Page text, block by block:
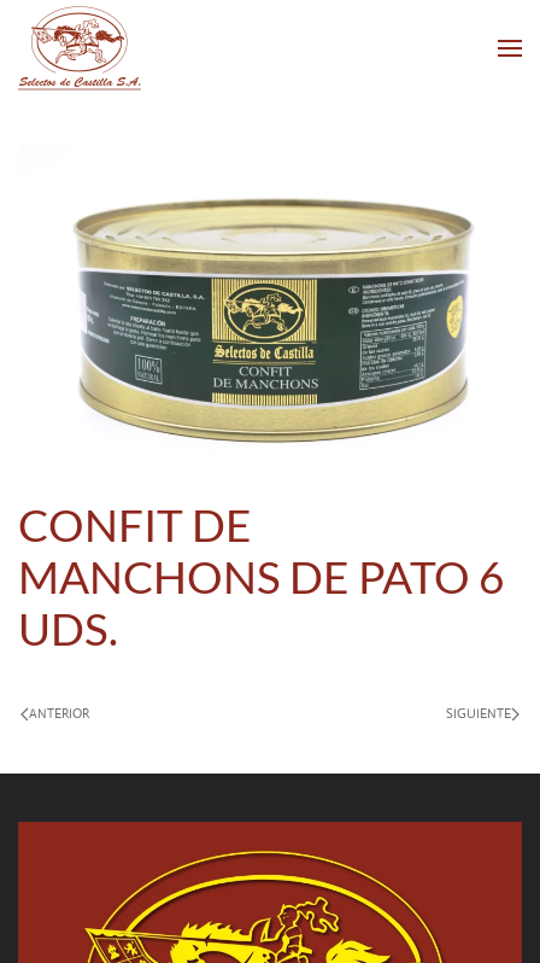
Skip to main content
CONFIT DE
MANCHONS DE PATO 6
UDS.
ANTERIOR SIGUIENTE